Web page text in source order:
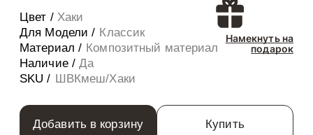
Цвет / Хаки
Для Модели / Классик
Материал / Композитный материал
Наличие /Да
SKU / ШВКмеш/Хаки
Намекнуть на
подарок
Добавить в корзину Купить